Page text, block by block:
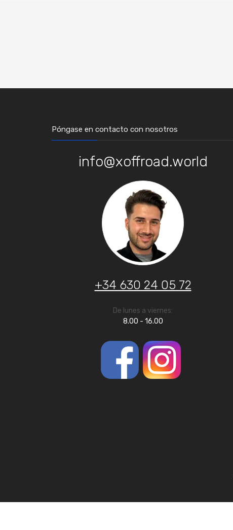
Póngase en contacto con nosotros
info@xoffroad.world
+34 630 24 05 72
De lunes a viernes:
8.00 - 16.00